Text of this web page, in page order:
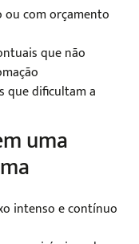
ou com orçamento
que não
que dificultam a
uma
intenso e contínuo